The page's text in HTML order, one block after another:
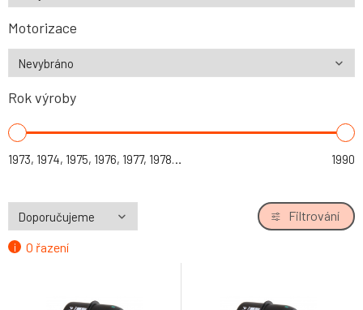
Motorizace
Rok výroby
1973, 1974, 1975, 1976, 1977, 1978, 1979, 1980 1990
O řazení
Filtrování